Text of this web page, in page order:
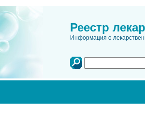
Реестр
Информация о